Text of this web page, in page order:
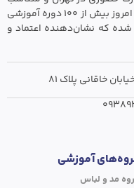
با نیاز هر مجموعه طراحی و اجرا می‌شوند.تا امروز بیش از ۱۰۰ دوره آموزشی
شده که نشان‌دهنده اعتماد و
خاقانی پلاک ۸۱
آموزشی
مد و لباس